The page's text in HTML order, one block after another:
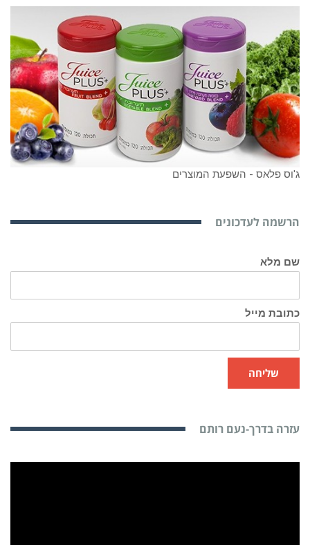
ג'וס פלאס - השפעת המוצרים
הרשמה לעדכונים
שם מלא
כתובת מייל
שליחה
עזרה בדרך-נעם רותם